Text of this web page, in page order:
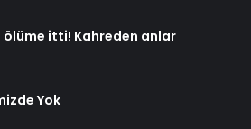
ölüme itti! Kahreden anlar
Yok